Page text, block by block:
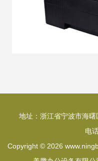
地址：浙江省宁波市海
电
Copyright © 2026